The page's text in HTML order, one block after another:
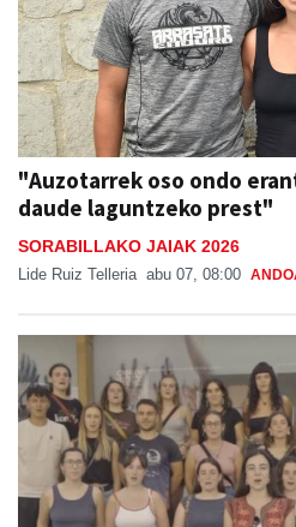
"Auzotarrek oso ondo
daude laguntzeko prest"
SORABILLAKO JAIAK 2026
Lide Ruiz Telleria abu 07, 08:00